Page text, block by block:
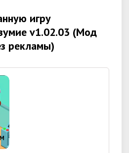
игру
v1.02.03 (Мод
рекламы)